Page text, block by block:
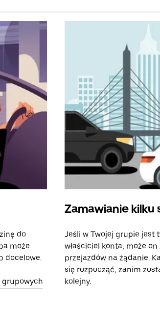
do
może
docelowe.
grupowych
Zamawianie
Jeśli w Twojej grupie jest
właściciel konta, może
przejazdów na żądanie.
się rozpocząć, zanim
kolejny.